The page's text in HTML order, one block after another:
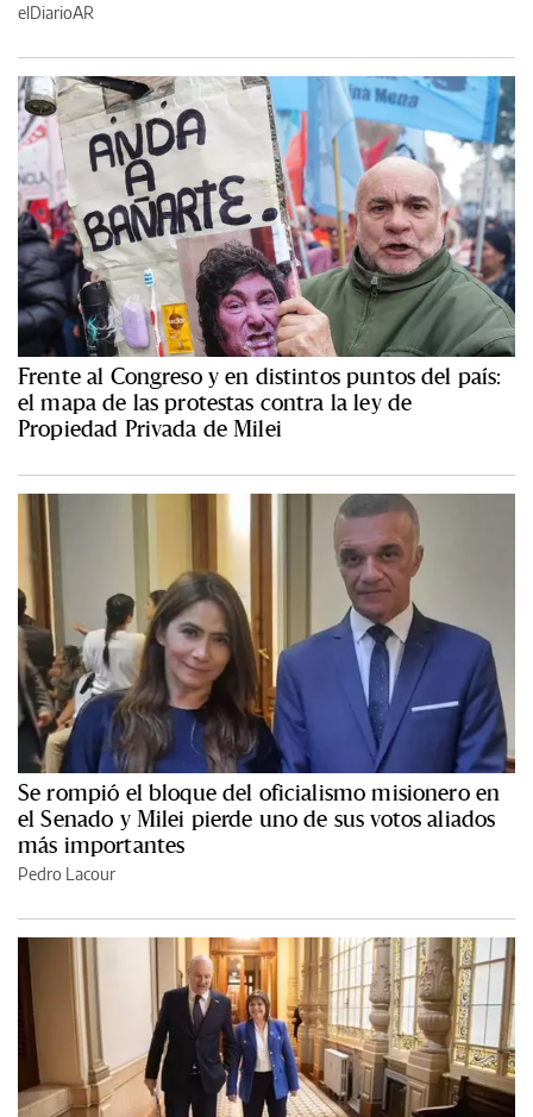
elDiarioAR
Frente al Congreso y en distintos puntos del país:
el mapa de las protestas contra la ley de
Propiedad Privada de Milei
Se rompió el bloque del oficialismo misionero en
el Senado y Milei pierde uno de sus votos aliados
más importantes
Pedro Lacour